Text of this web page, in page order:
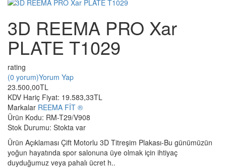
3D REEMA PRO Xar
PLATE T1029
rating
(0 yorum)Yorum Yap
23.500,00TL
KDV Hariç Fiyat: 19.583,33TL
Markalar REEMA FİT ®️
Ürün Kodu: RM-T29/V908
Stok Durumu: Stokta var
Ürün Açıklaması Çift Motorlu 3D Titreşim Plakası-Bu günümüzün
yoğun hayatında spor salonuna üye olmak için ihtiyaç
duyduğumuz veya pahalı ücret h..